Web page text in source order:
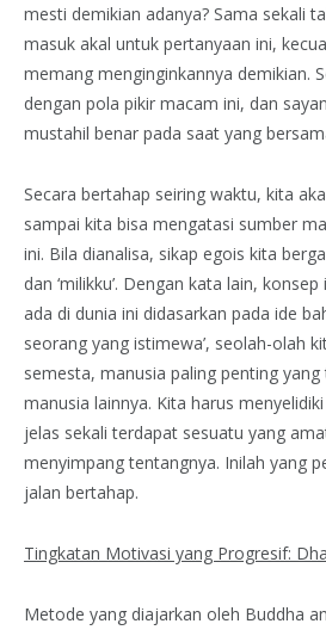
mesti demikian adanya? Sama sekali
masuk akal untuk pertanyaan ini,
memang menginginkannya demikian.
dengan pola pikir macam ini, dan
mustahil benar pada saat yang
Secara bertahap seiring waktu, kita
sampai kita bisa mengatasi sumber
ini. Bila dianalisa, sikap egois kita
dan ‘milikku’. Dengan kata lain,
ada di dunia ini didasarkan pada ide
seorang yang istimewa’, seolah-olah
semesta, manusia paling penting
manusia lainnya. Kita harus
jelas sekali terdapat sesuatu yang
menyimpang tentangnya. Inilah yang
jalan bertahap.
Tingkatan Motivasi yang Progresif:
Metode yang diajarkan oleh Buddha